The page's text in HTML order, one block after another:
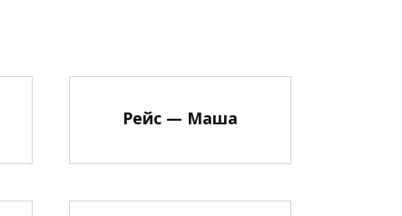
Рейс — Маша